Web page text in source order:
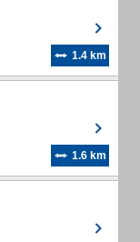
1.4 km
1.6 km